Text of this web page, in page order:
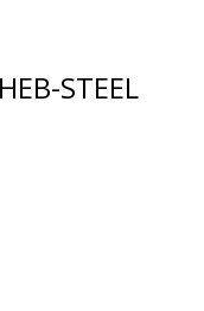
STEEL